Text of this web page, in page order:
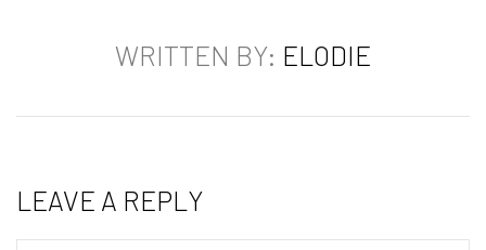
WRITTEN BY: ELODIE
LEAVE A REPLY